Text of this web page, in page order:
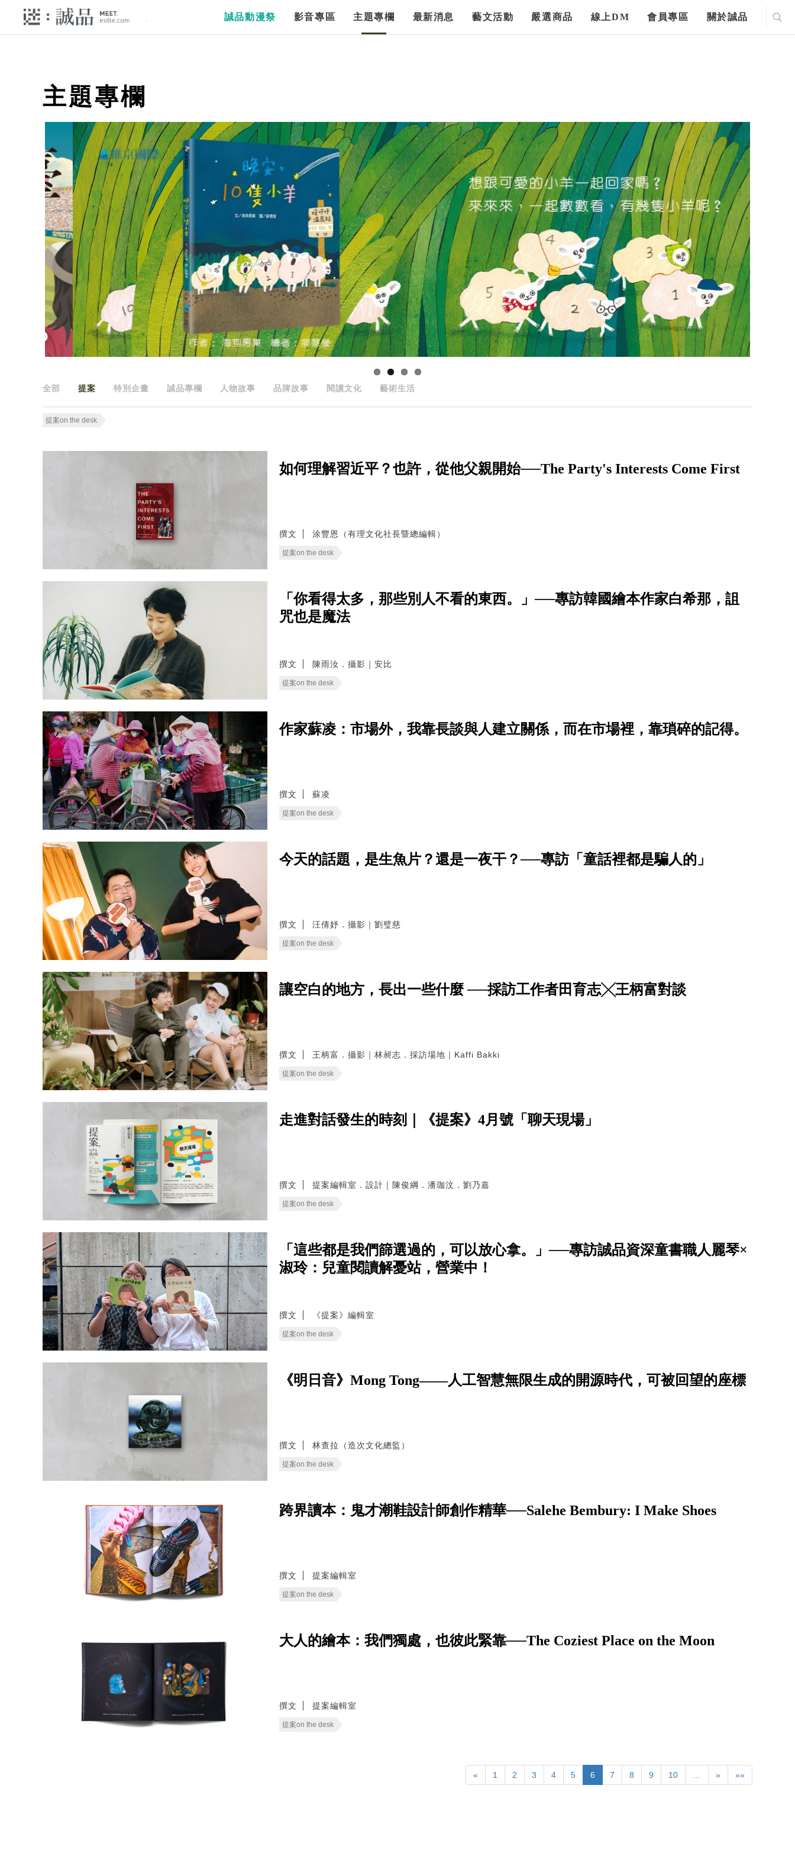
誠品動漫祭 影音專區 主題專欄 最新消息 藝文活動 嚴選商品 線上DM 會員專區 關於誠品
主題專欄
全部 提案 特別企畫 誠品專欄 人物故事 品牌故事 閱讀文化 藝術生活
提案on the desk
如何理解習近平？也許，從他父親開始──The Party's Interests Come First
撰文 涂豐恩（有理文化社長暨總編輯）
提案on the desk
「你看得太多，那些別人不看的東西。」──專訪韓國繪本作家白希那，詛
咒也是魔法
撰文 陳雨汝．攝影｜安比
提案on the desk
作家蘇凌：市場外，我靠長談與人建立關係，而在市場裡，靠瑣碎的記得。
撰文 蘇凌
提案on the desk
今天的話題，是生魚片？還是一夜干？──專訪「童話裡都是騙人的」
撰文 汪倩妤．攝影｜劉璧慈
提案on the desk
讓空白的地方，長出一些什麼 ──採訪工作者田育志╳王柄富對談
撰文 王柄富．攝影｜林昶志．採訪場地｜Kaffi Bakki
提案on the desk
走進對話發生的時刻｜《提案》4月號「聊天現場」
撰文 提案編輯室．設計｜陳俊綱．潘珈汶．劉乃嘉
提案on the desk
「這些都是我們篩選過的，可以放心拿。」──專訪誠品資深童書職人麗琴×
淑玲：兒童閱讀解憂站，營業中！
撰文 《提案》編輯室
提案on the desk
《明日音》Mong Tong——人工智慧無限生成的開源時代，可被回望的座標
撰文 林查拉（造次文化總監）
提案on the desk
跨界讀本：鬼才潮鞋設計師創作精華──Salehe Bembury: I Make Shoes
撰文 提案編輯室
提案on the desk
大人的繪本：我們獨處，也彼此緊靠──The Coziest Place on the Moon
撰文 提案編輯室
提案on the desk
« 1 2 3 4 5 6 7 8 9 10 … » »»